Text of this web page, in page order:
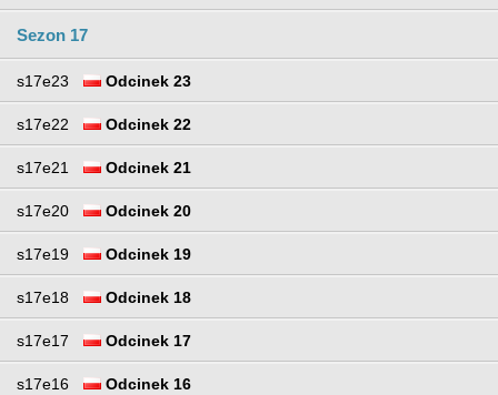
Sezon 17
s17e23 Odcinek 23
s17e22 Odcinek 22
s17e21 Odcinek 21
s17e20 Odcinek 20
s17e19 Odcinek 19
s17e18 Odcinek 18
s17e17 Odcinek 17
s17e16 Odcinek 16